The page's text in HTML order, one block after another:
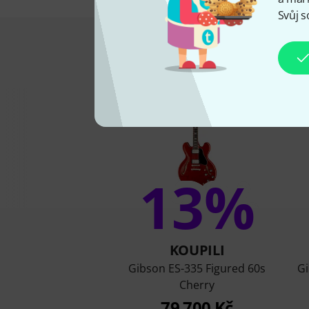
Svůj
To zakoupili
13%
KOUPILI
Gibson ES-335 Figured 60s
Cherry